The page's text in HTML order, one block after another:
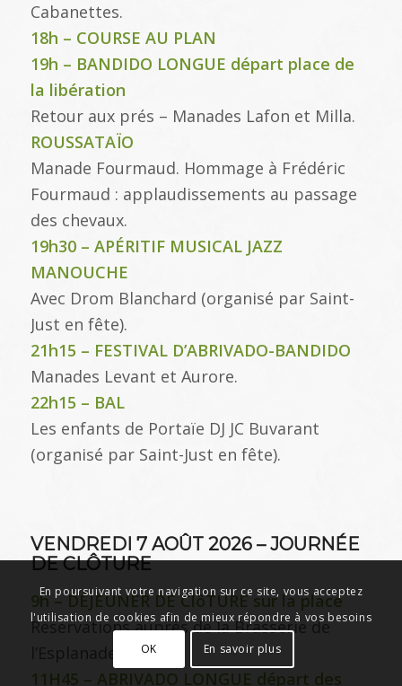
Cabanettes.
18h – COURSE AU PLAN
19h – BANDIDO LONGUE départ place de
la libération
Retour aux prés – Manades Lafon et Milla.
ROUSSATAÏO
Manade Fourmaud. Hommage à Frédéric
Fourmaud : applaudissements au passage
des chevaux.
19h30 – APÉRITIF MUSICAL JAZZ
MANOUCHE
Avec Drom Blanchard (organisé par Saint-
Just en fête).
21h15 – FESTIVAL D’ABRIVADO-BANDIDO
Manades Levant et Aurore.
22h15 – BAL
Les enfants de Portaïe DJ JC Buvarant
(organisé par Saint-Just en fête).
VENDREDI 7 AOÛT 2026 – JOURNÉE
DE CLÔTURE
9h – DÉJEUNER DE ClôTURE sur la place
Réservations auprès de la Brasserie de
l’Esplanade.
11H45 – ABRIVADO LONGUE départ des
En poursuivant votre navigation sur ce site, vous acceptez
l'utilisation de cookies afin de mieux répondre à vos besoins
OK En savoir plus